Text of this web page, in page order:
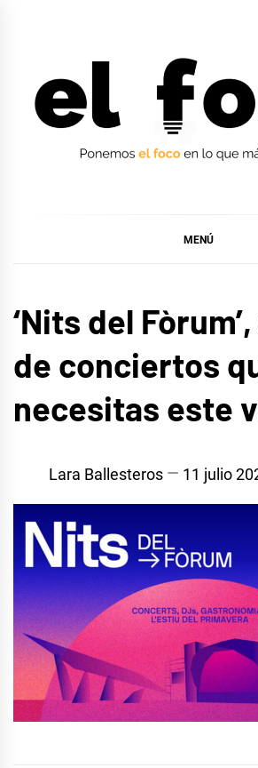
MENÚ
‘Nits del
de conciertos
necesitas este
Lara Ballesteros 11 julio